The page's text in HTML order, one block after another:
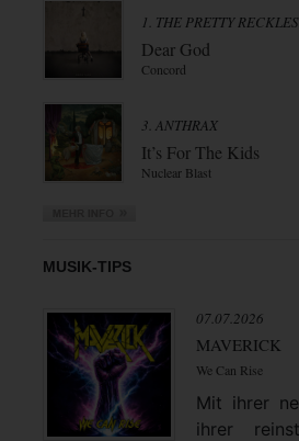
1. THE PRETTY
Dear God
Concord
3. ANTHRAX
It’s For The Kids
Nuclear Blast
MUSIK-TIPS
07.07.2026
MAVERICK
We Can Rise
Mit ihrer
ihrer